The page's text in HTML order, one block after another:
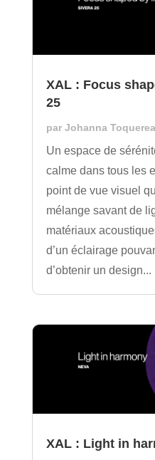
XAL : Focus
25
par Johanna
Un espace de
calme dans tous les
point de vue visuel
mélange savant de
matériaux
d’un éclairage
d’obtenir un design...
XAL : Light in